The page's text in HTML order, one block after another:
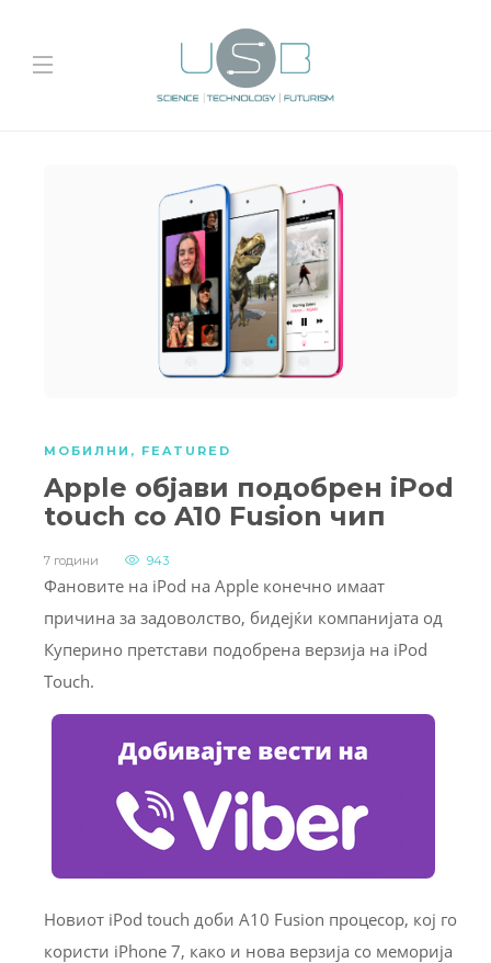
МОБИЛНИ , FEATURED
Apple објави подобрен iPod
touch со A10 Fusion чип
7 години 943
Фановите на iPod на Apple конечно имаат
причина за задоволство, бидејќи компанијата од
Куперино претстави подобрена верзија на iPod
Touch.
Новиот iPod touch доби A10 Fusion процесор, кој го
користи iPhone 7, како и нова верзија со меморија